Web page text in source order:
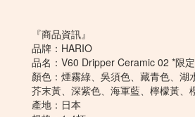
『商品資訊』
品牌：HARIO
品名：V60 Dripper Ceramic 02 *限
顏色：煙霧綠、吳須色、藏青色、
芥末黃、深紫色、海軍藍、檸檬黃、
產地：日本